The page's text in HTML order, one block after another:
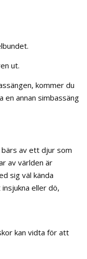
ut.
kommer du
en annan simbassäng
av ett djur som
av världen är
sig väl kända
eller dö,
kan vidta för att